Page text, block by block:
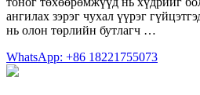
ангилах зэрэг чухал үүрэг
нь олон төрлийн бутлагч …
WhatsApp: +86 18221755073